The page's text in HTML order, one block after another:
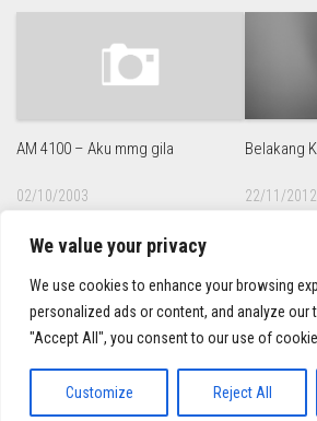
We value your privacy
We use cookies to enhance your browsing
personalized ads or content, and analyze our
"Accept All", you consent to our use of
Customize Reject All
AM 4100 – Aku mmg gila
02/10/2003
Belakang
22/11/2012
sief3r.com
Powered byWordPress.